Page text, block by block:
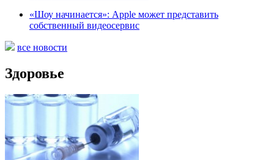
«Шоу начинается»: Apple может представить
собственный видеосервис
все новости
Здоровье